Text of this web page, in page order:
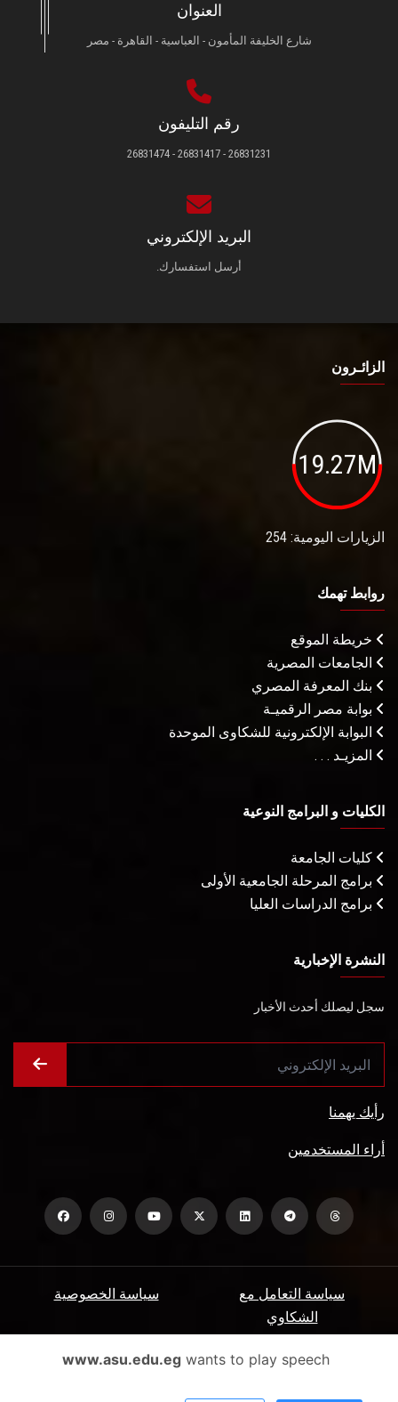
العنوان
شارع الخليفة المأمون - العباسية - القاهرة - مصر
رقم التليفون
26831231 - 26831417 - 26831474
البريد الإلكتروني
أرسل استفسارك.
الزائـرون
19.27M
الزيارات اليومية: 254
روابط تهمك
خريطة الموقع
الجامعات المصرية
بنك المعرفة المصري
بوابة مصر الرقميـة
البوابة الإلكترونية للشكاوى الموحدة
المزيـد . . .
الكليات و البرامج النوعية
كليات الجامعة
برامج المرحلة الجامعية الأولى
برامج الدراسات العليا
النشرة الإخبارية
سجل ليصلك أحدث الأخبار
رأيك يهمنا
أراء المستخدمين
سياسة الخصوصية
سياسة التعامل مع
الشكاوي
الأسئلة الشائعة ميثاق المتعاملين www.asu.edu.egwants to play speech